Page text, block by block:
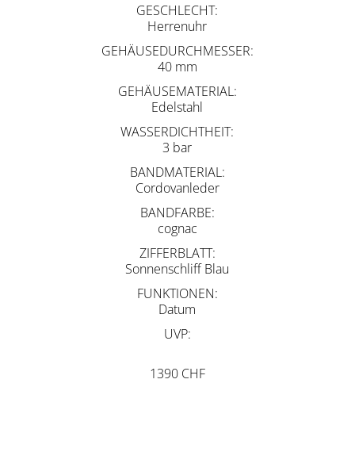
GESCHLECHT
Herrenuhr
GEHÄUSEDURCHMESSER
40 mm
GEHÄUSEMATERIAL
Edelstahl
WASSERDICHTHEIT
3 bar
BANDMATERIAL
Cordovanleder
BANDFARBE
cognac
ZIFFERBLATT
Sonnenschliff Blau
FUNKTIONEN
Datum
UVP
1390 CHF